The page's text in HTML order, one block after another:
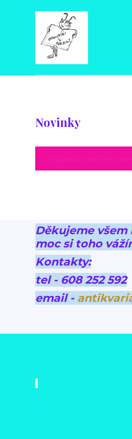
Novinky
Děkujeme
moc si toho
Kontakty:
tel - 608 252 592
email -